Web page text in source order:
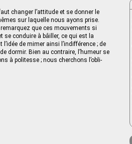
changer l’attitude et se donner le
sur laquelle nous ayons prise.
que ces mouvements si
conduire à bâiller, ce qui est la
de mimer ainsi l’indifférence ; de
dormir. Bien au contraire, l’humeur se
à politesse ; nous cherchons l’obli­